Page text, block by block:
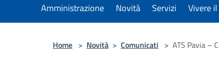
Amministrazione Novità Servizi Vivere
Home > Novità > Comunicati > ATS Pavia –